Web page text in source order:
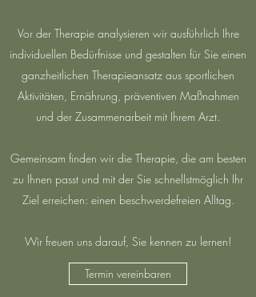
Vor der Therapie analysieren wir ausführlich Ihre
individuellen Bedürfnisse und gestalten für Sie einen
ganzheitlichen Therapieansatz aus sportlichen
Aktivitäten, Ernährung, präventiven Maßnahmen
und der Zusammenarbeit mit Ihrem Arzt.
Gemeinsam finden wir die Therapie, die am besten
zu Ihnen passt und mit der Sie schnellstmöglich Ihr
Ziel erreichen: einen beschwerdefreien Alltag.
Wir freuen uns darauf, Sie kennen zu lernen!
Termin vereinbaren